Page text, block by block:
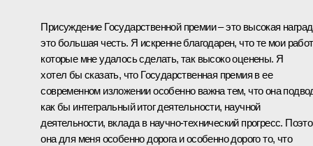
Присуждение Государственной премии – это высокая
это большая честь. Я искренне благодарен, что те мои
которые мне удалось сделать, так высоко оценены. Я
хотел бы сказать, что Государственная премия в ее
современном изложении особенно важна тем, что она
как бы интегральный итог деятельности, научной
деятельности, вклада в научно-технический прогресс.
она для меня особенно дорога и особенно дорого то, что